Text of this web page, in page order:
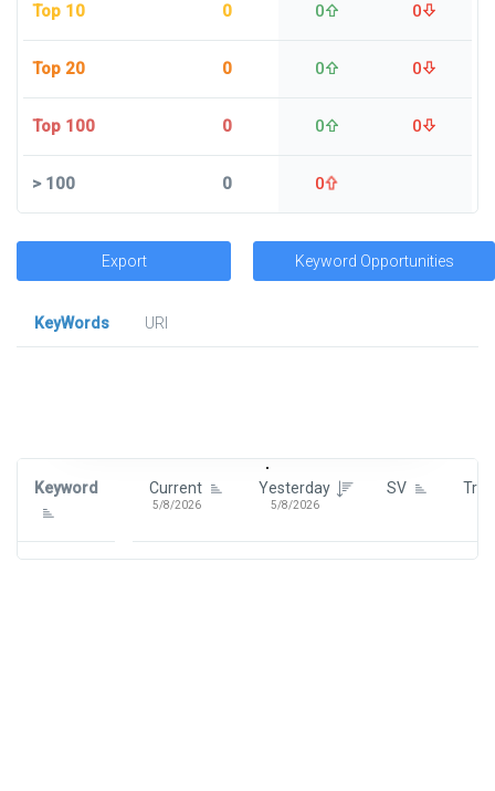
Top 10 0 0 0
Top 20 0 0 0
Top 100 0 0 0
>100 0 0
Export Keyword Opportunities
KeyWords
URl
Keyword Current
5/8/2026
Yesterday
5/8/2026
SV